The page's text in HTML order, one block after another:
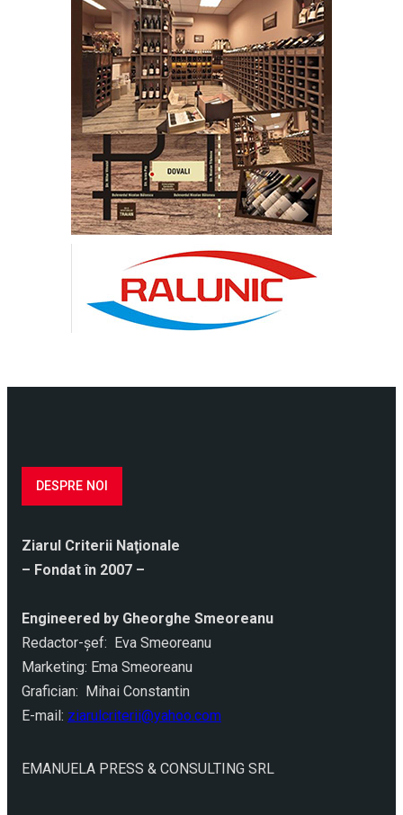
DESPRE NOI
Ziarul Criterii Naţionale
– Fondat în 2007 –
Engineered by Gheorghe Smeoreanu
Redactor-şef: Eva Smeoreanu
Marketing: Ema Smeoreanu
Grafician: Mihai Constantin
E-mail: ziarulcriterii@yahoo.com
EMANUELA PRESS & CONSULTING SRL